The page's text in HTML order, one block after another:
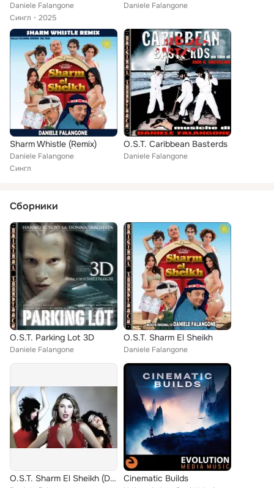
Daniele Falangone
Сингл
2025
Daniele Falangone
Sharm Whistle (Remix)
Daniele Falangone
Сингл
O.S.T. Caribbean Basterds
Daniele Falangone
Сборники
O.S.T. Parking Lot 3D
Daniele Falangone
O.S.T. Sharm El Sheikh
Daniele Falangone
O.S.T. Sharm El Sheikh (Deluxe) Cinematic Builds